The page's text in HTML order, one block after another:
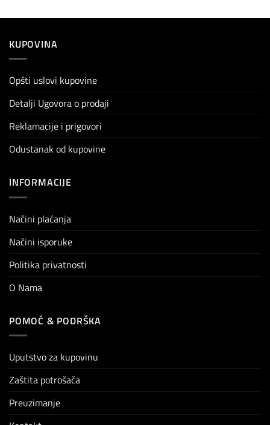
KUPOVINA
Opšti uslovi kupovine
Detalji Ugovora o prodaji
Reklamacije i prigovori
Odustanak od kupovine
INFORMACIJE
Načini plaćanja
Načini isporuke
Politika privatnosti
O Nama
POMOĆ & PODRŠKA
Uputstvo za kupovinu
Zaštita potrošača
Preuzimanje